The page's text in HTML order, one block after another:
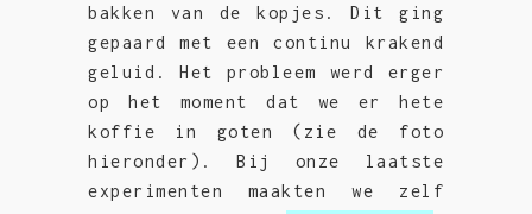
bakken van de kopjes. Dit ging
gepaard met een continu krakend
geluid. Het probleem werd erger
op het moment dat we er hete
koffie in goten (zie de foto
hieronder). Bij onze laatste
experimenten maakten we zelf